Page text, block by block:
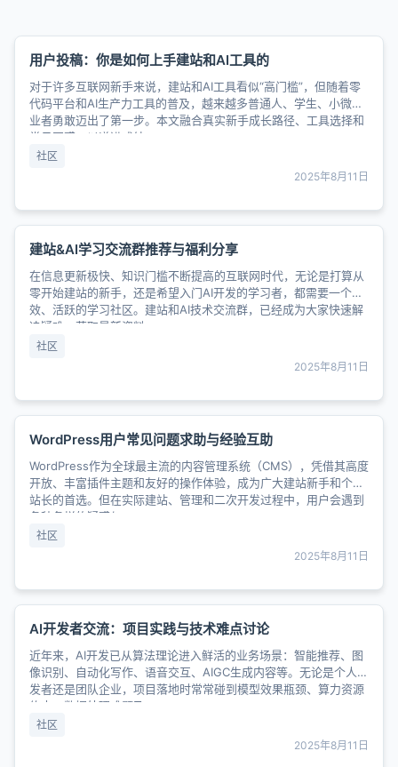
用户投稿：你是如何上手建站和AI工具的
对于许多互联网新手来说，建站和AI工具看似“高门槛”，但随着零
代码平台和AI生产力工具的普及，越来越多普通人、学生、小微创
业者勇敢迈出了第一步。本文融合真实新手成长路径、工具选择和
常见困惑，以递进式结......
社区
2025年8月11日
建站&AI学习交流群推荐与福利分享
在信息更新极快、知识门槛不断提高的互联网时代，无论是打算从
零开始建站的新手，还是希望入门AI开发的学习者，都需要一个高
效、活跃的学习社区。建站和AI技术交流群，已经成为大家快速解
决疑难、获取最新资料、......
社区
2025年8月11日
WordPress用户常见问题求助与经验互助
WordPress作为全球最主流的内容管理系统（CMS），凭借其高度
开放、丰富插件主题和友好的操作体验，成为广大建站新手和个人
站长的首选。但在实际建站、管理和二次开发过程中，用户会遇到
各种各样的疑惑与......
社区
2025年8月11日
AI开发者交流：项目实践与技术难点讨论
近年来，AI开发已从算法理论进入鲜活的业务场景：智能推荐、图
像识别、自动化写作、语音交互、AIGC生成内容等。无论是个人开
发者还是团队企业，项目落地时常常碰到模型效果瓶颈、算力资源
约束、数据处理难题及......
社区
2025年8月11日